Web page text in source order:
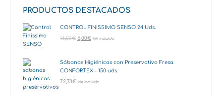
PRODUCTOS DESTACADOS
CONTROL FINISSIMO SENSO 24 Uds.
16,00€ 5,00€ IVA incluido
Sábanas Higiénicas con Preservativo Fresa
CONFORTEX - 150 uds.
72,73€ IVA incluido